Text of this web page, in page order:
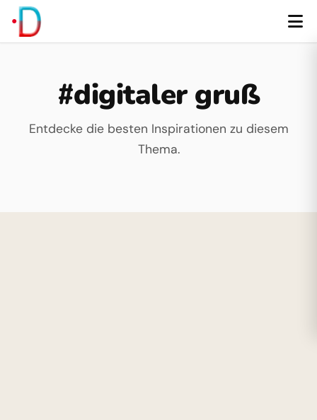
#digitaler gruß
Entdecke die besten Inspirationen zu diesem
Thema.